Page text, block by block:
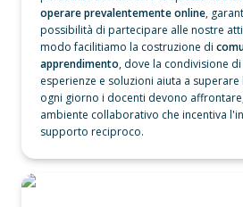
operare prevalentemente online,
possibilità di partecipare alle nostre
modo facilitiamo la costruzione di
apprendimento, dove la condivisione
esperienze e soluzioni aiuta a
ogni giorno i docenti devono
ambiente collaborativo che incentiva
supporto reciproco.
Un luogo senza sprechi